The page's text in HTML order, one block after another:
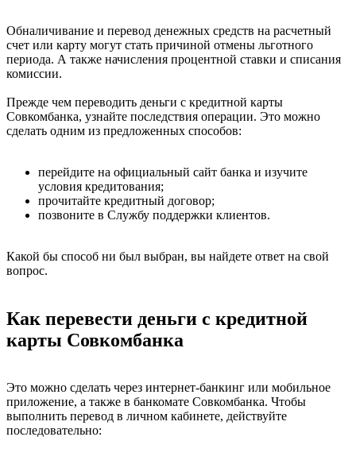
Обналичивание и перевод денежных средств на расчетный
счет или карту могут стать причиной отмены льготного
периода. А также начисления процентной ставки и списания
комиссии.
Прежде чем переводить деньги с кредитной карты
Совкомбанка, узнайте последствия операции. Это можно
сделать одним из предложенных способов:
перейдите на официальный сайт банка и изучите
условия кредитования;
прочитайте кредитный договор;
позвоните в Службу поддержки клиентов.
Какой бы способ ни был выбран, вы найдете ответ на свой
вопрос.
Как перевести деньги с кредитной
карты Совкомбанка
Это можно сделать через интернет-банкинг или мобильное
приложение, а также в банкомате Совкомбанка. Чтобы
выполнить перевод в личном кабинете, действуйте
последовательно: